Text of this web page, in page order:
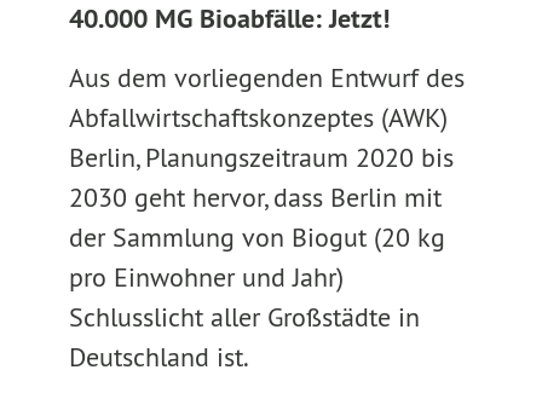
40.000 MG Bioabfälle: Jetzt!
Aus dem vorliegenden Entwurf des
Abfallwirtschaftskonzeptes (AWK)
Berlin, Planungszeitraum 2020 bis
2030 geht hervor, dass Berlin mit
der Sammlung von Biogut (20 kg
pro Einwohner und Jahr)
Schlusslicht aller Großstädte in
Deutschland ist.